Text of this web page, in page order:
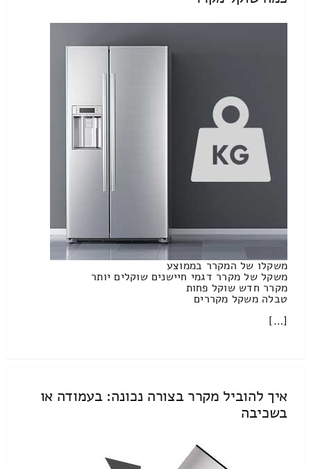
משקלו של המקרר בממוצע
משקל של מקרר דגמי חיישנים שוקלים יותר
מקרר חדש שוקל פחות
טבלה משקל מקררים
[…]
איך להוביל מקרר בצורה נכונה: בעמודה או
בשכיבה